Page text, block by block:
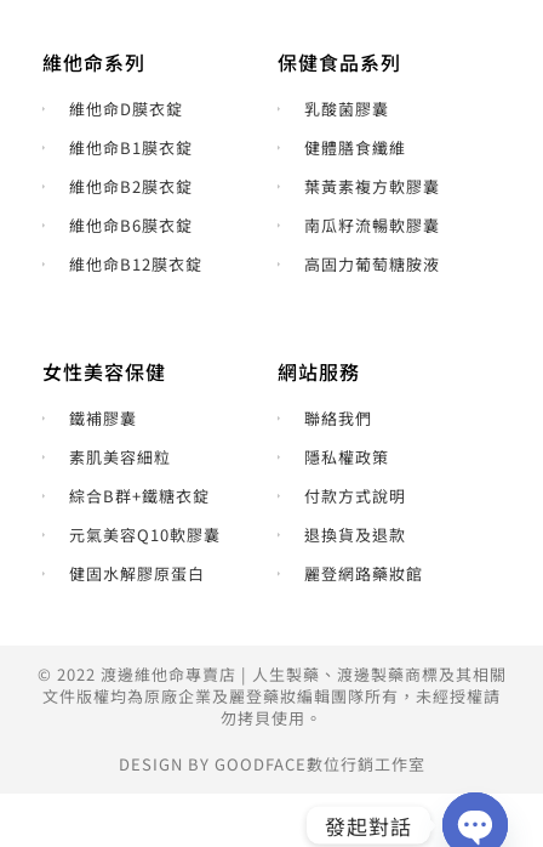
維他命系列
維他命D膜衣錠
維他命B1膜衣錠
維他命B2膜衣錠
維他命B6膜衣錠
維他命B12膜衣錠
保健食品系列
乳酸菌膠囊
健體膳食纖維
葉黃素複方軟膠囊
南瓜籽流暢軟膠囊
高固力葡萄糖胺液
女性美容保健
鐵補膠囊
素肌美容細粒
綜合B群+鐵糖衣錠
元氣美容Q10軟膠囊
健固水解膠原蛋白
網站服務
聯絡我們
隱私權政策
付款方式說明
退換貨及退款
麗登網路藥妝館
© 2022 渡邊維他命專賣店 | 人生製藥、渡邊製藥商標及其相關
文件版權均為原廠企業及麗登藥妝編輯團隊所有，未經授權請
勿拷貝使用。
DESIGN BY GOODFACE數位行銷工作室
發起對話